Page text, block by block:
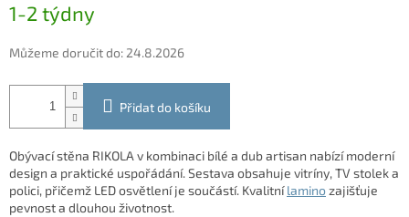
cena:
1-2 týdny
Můžeme doručit do: 24.8.2026
Přidat do košíku
Obývací stěna RIKOLA v kombinaci bílé a dub artisan nabízí moderní
design a praktické uspořádání. Sestava obsahuje vitríny, TV stolek a
polici, přičemž LED osvětlení je součástí. Kvalitnílaminozajišťuje
pevnost a dlouhou životnost.